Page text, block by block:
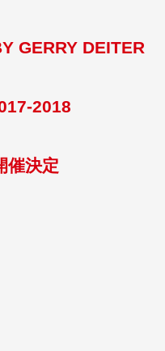
GERRY DEITER
2018
催決定